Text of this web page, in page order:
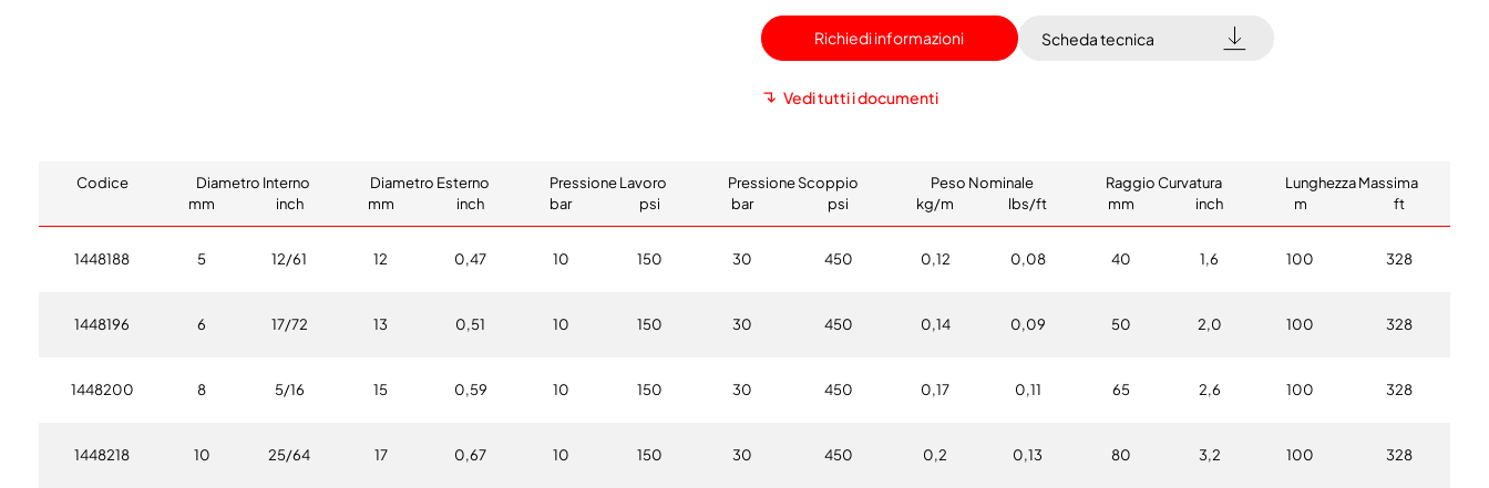
Richiedi informazioni Scheda tecnica
Vedi tutti i documenti
Codice Diametro Interno Diametro Esterno Pressione Lavoro Pressione Scoppio Peso Nominale Raggio Curvatura
Lunghezza Massima
mm
inch mm inch bar psi bar psi kg/m lbs/ft mm inch m ft
1448188 5 12/61 12 0,47 10 150 30 450 0,12 0,08 40 1,6 100 328
1448196 6 17/72 13 0,51 10 150 30 450 0,14 0,09 50 2,0 100 328
1448200 8 5/16 15 0,59 10 150 30 450 0,17 0,11 65 2,6 100 328
1448218 10 25/64 17 0,67 10 150 30 450 0,2 0,13 80 3,2 100 328